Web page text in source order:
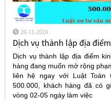
26-11-2024
Dịch vụ thành lập địa
Dịch vụ thành lập địa điểm
hàng đang muốn mở rộng
liên hệ ngay với Luật
500.000, khách hàng đã có
vòng 02-05 ngày làm việc